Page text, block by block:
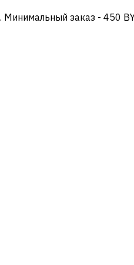
Минимальный заказ - 450